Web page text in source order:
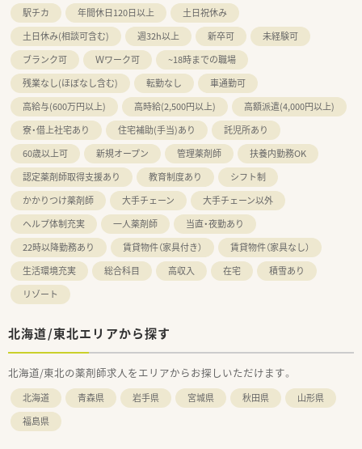
駅チカ 年間休日120日以上
土日祝休み
土日休み(相談可含む)
週32h以上 新卒可
未経験可
ブランク可
Ｗワーク可
~18時までの職場
残業なし(ほぼなし含む)
転勤なし
車通勤可
高給与(600万円以上)
高時給(2,500円以上)
高額派遣(4,000円以上)
寮・借上社宅あり
住宅補助(手当)あり
託児所あり
60歳以上可
新規オープン 管理薬剤師
扶養内勤務OK
認定薬剤師取得支援あり
教育制度あり
シフト制
かかりつけ薬剤師
大手チェーン
大手チェーン以外
ヘルプ体制充実
一人薬剤師
当直・夜勤あり
22時以降勤務あり
賃貸物件（家具付き）
賃貸物件（家具なし）
生活環境充実
総合科目 高収入 在宅
積雪あり
リゾート
北海道/東北エリアから探す
北海道/東北の薬剤師求人をエリアからお探しいただけます。
北海道 青森県 岩手県 宮城県 秋田県
山形県
福島県